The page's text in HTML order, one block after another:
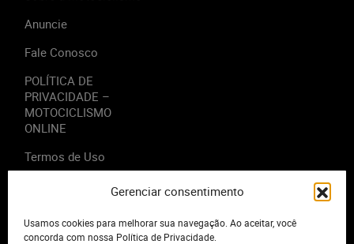
Gerenciar consentimento
Usamos cookies para melhorar sua navegação. Ao aceitar, você
concorda com nossa Política de Privacidade.
Anuncie
Fale Conosco
POLÍTICA DE
PRIVACIDADE –
MOTOCICLISMO
ONLINE
Termos de Uso
2023 - Editora Motor Midia. Todos os direitos reservados.